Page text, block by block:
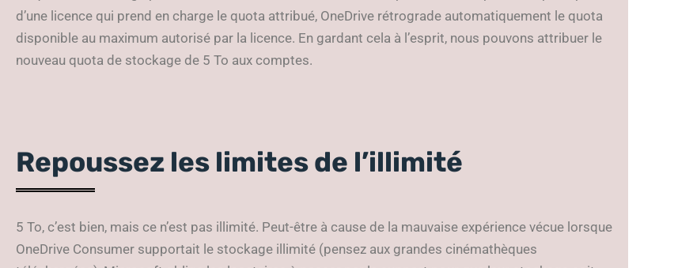
d’une licence qui prend en charge le quota attribué, OneDrive rétrograde automatiquement le quota
disponible au maximum autorisé par la licence. En gardant cela à l’esprit, nous pouvons attribuer le
nouveau quota de stockage de 5 To aux comptes.
Repoussez les limites de l’illimité
5 To, c’est bien, mais ce n’est pas illimité. Peut-être à cause de la mauvaise expérience vécue lorsque
OneDrive Consumer supportait le stockage illimité (pensez aux grandes cinémathèques